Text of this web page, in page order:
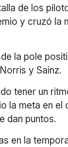
de los
y cruzó la
la pole
y Sainz.
tener un
la meta en
dan puntos.
en la